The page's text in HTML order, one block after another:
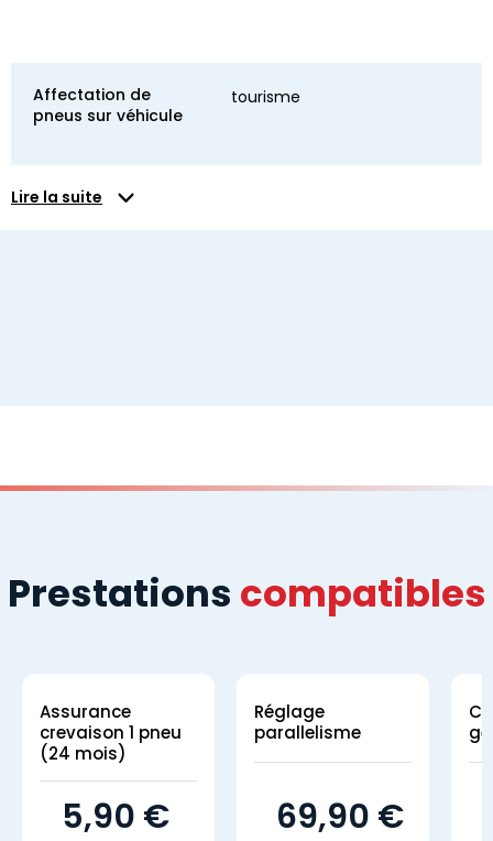
Affectation de
pneus sur véhicule
tourisme
Lire la suite
Prestations compatibles
Assurance
crevaison 1 pneu
(24 mois)
5,90 €
Réglage
parallelisme
69,90 €